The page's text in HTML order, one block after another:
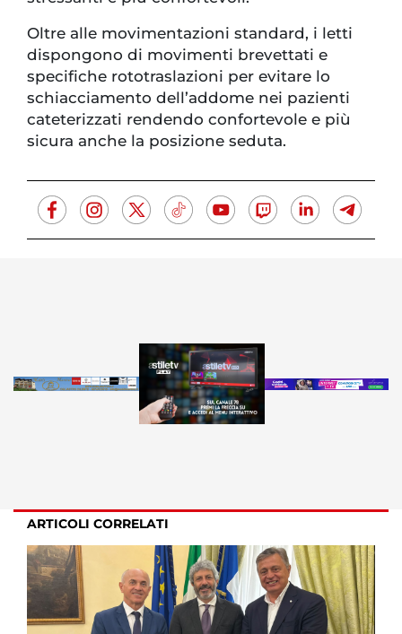
Oltre alle movimentazioni standard, i letti
dispongono di movimenti brevettati e
specifiche rototraslazioni per evitare lo
schiacciamento dell’addome nei pazienti
cateterizzati rendendo confortevole e più
sicura anche la posizione seduta.
ARTICOLI CORRELATI